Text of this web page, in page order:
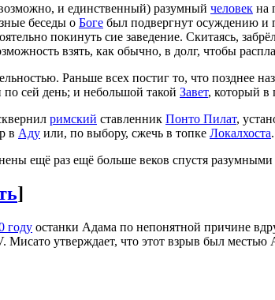
и единственный) разумный человек на
беседы о Боге был подвергнут осуждению и
покинуть сие заведение. Скитаясь,
взять, как обычно, в долг, чтобы
Раньше всех постиг то, что позднее
по сей день; и небольшой такой Завет, который в
римский ставленник Понто Пилат,
в Аду или, по выбору, сжечь в топке Локалхоста.
ещё раз ещё больше веков спустя
]
году останки Адама по непонятной причине
Мисато утверждает, что этот взрыв был